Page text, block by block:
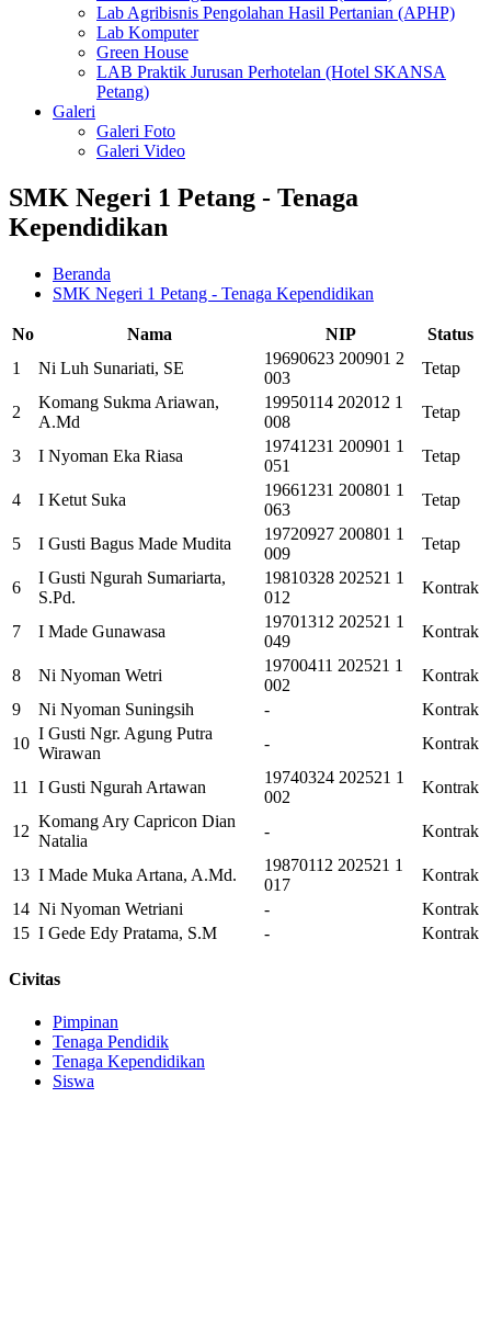
Lab Agribisnis Pengolahan Hasil Pertanian (APHP)
Lab Komputer
Green House
LAB Praktik Jurusan Perhotelan (Hotel SKANSA
Petang)
Galeri
Galeri Foto
Galeri Video
SMK Negeri 1 Petang - Tenaga
Kependidikan
Beranda
SMK Negeri 1 Petang - Tenaga Kependidikan
No Nama NIP
Status
1
Ni Luh Sunariati, SE
19690623 200901 2
003
Tetap
2
Komang Sukma Ariawan,
A.Md
19950114 202012 1
008
Tetap
3 I Nyoman Eka Riasa
19741231 200901 1
051
Tetap
4 I Ketut Suka
19661231 200801 1
063
Tetap
5 I Gusti Bagus Made Mudita
19720927 200801 1
009
Tetap
6
I Gusti Ngurah Sumariarta,
S.Pd.
19810328 202521 1
012
Kontrak
7 I Made Gunawasa
19701312 202521 1
049
Kontrak
8 Ni Nyoman Wetri
19700411 202521 1
002
Kontrak
9
Ni Nyoman Suningsih -
Kontrak
10
I Gusti Ngr. Agung Putra
Wirawan
- Kontrak
11 I Gusti Ngurah Artawan
19740324 202521 1
002
Kontrak
12
Komang Ary Capricon Dian
Natalia
- Kontrak
13 I Made Muka Artana, A.Md.
19870112 202521 1
017
Kontrak
14 Ni Nyoman Wetriani -
Kontrak
15 I Gede Edy Pratama, S.M - Kontrak
Civitas
Pimpinan
Tenaga Pendidik
Tenaga Kependidikan
Siswa